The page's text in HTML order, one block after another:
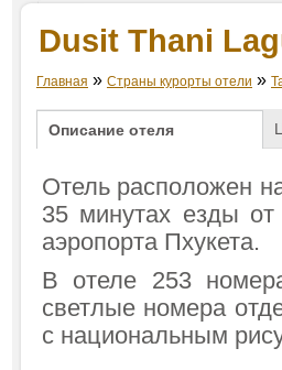
Dusit Thani
Главная » Страны курорты отели »
Описание отеля
Отель расположен
35 минутах езды
аэропорта Пхукета.
В отеле 253
светлые номера
с национальным